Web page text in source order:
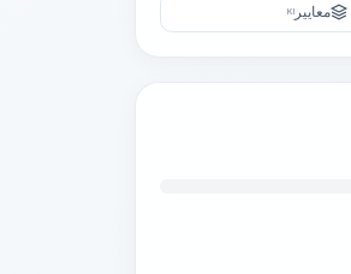
معايير KI